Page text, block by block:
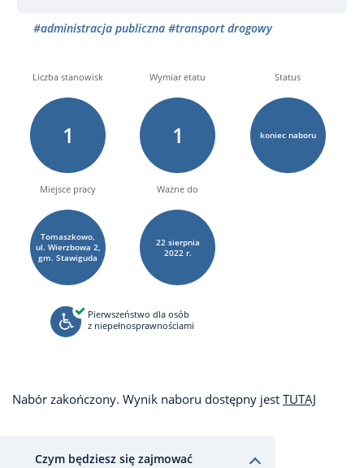
#administracja publiczna #transport drogowy
Liczba stanowisk
1
Wymiar etatu
1
Status
koniec naboru
Miejsce pracy
Tomaszkowo,
ul. Wierzbowa 2,
gm. Stawiguda
Ważne do
22 sierpnia
2022 r.
Pierwszeństwo dla osób
z niepełnosprawnościami
Nabór zakończony. Wynik naboru dostępny jest TUTAJ
Czym będziesz się zajmować